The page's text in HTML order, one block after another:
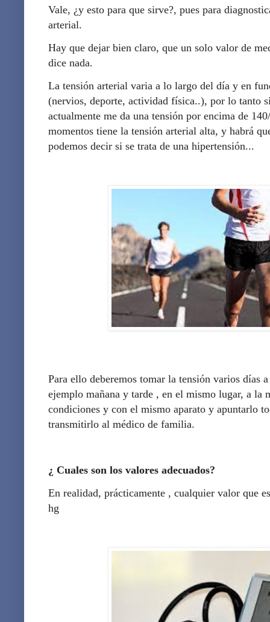
Vale, ¿y esto para que sirve?, pues para
arterial.
Hay que dejar bien claro, que un solo valor de
dice nada.
La tensión arterial varia a lo largo del día y en
(nervios, deporte, actividad física..), por lo tanto
actualmente me da una tensión por encima de
momentos tiene la tensión arterial alta, y habrá
podemos decir si se trata de una hipertensión...
Para ello deberemos tomar la tensión varios días
ejemplo mañana y tarde , en el mismo lugar, a la
condiciones y con el mismo aparato y apuntarlo
transmitirlo al médico de familia.
¿ Cuales son los valores adecuados?
En realidad, prácticamente , cualquier valor que
hg